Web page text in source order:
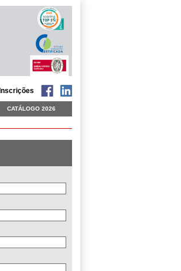
Inscrições
CATÁLOGO 2026